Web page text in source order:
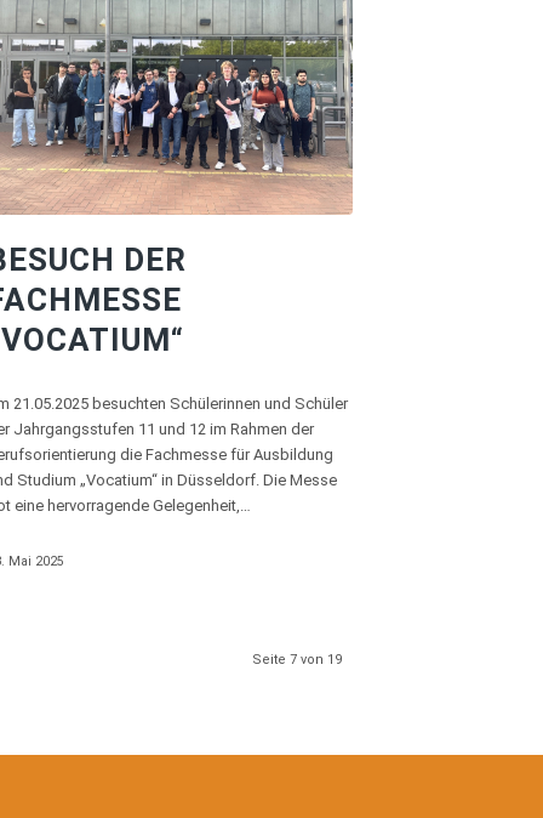
DER
21.05.2025 besuchten Schülerinnen und Schüler
Jahrgangsstufen 11 und 12 im Rahmen der
die Fachmesse für Ausbildung
Studium „Vocatium“ in Düsseldorf. Die Messe
eine hervorragende Gelegenheit,…
Mai 2025
Seite 7 von 19